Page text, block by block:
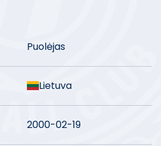
Puolėjas
Lietuva
2000-02-19